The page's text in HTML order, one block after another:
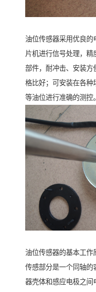
油位传感器采用优良的
片机进行信号处理，
部件，耐冲击、安装方
格比好；可安装在各种
等油位进行准确的测控。
油位传感器的基本工作
传感部分是一个同轴的
器壳体和感应电极之间